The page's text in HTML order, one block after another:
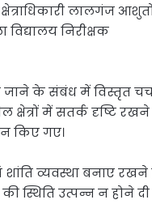
क्षेत्राधिकारी लालगंज
विद्यालय निरीक्षक
के संबंध में विस्तृत
में सतर्क दृष्टि रखने
किए गए।
शांति व्यवस्था बनाए
स्थिति उत्पन्न न होने दी